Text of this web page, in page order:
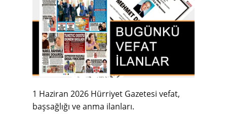
1 Haziran 2026 Hürriyet Gazetesi vefat,
başsağlığı ve anma ilanları.